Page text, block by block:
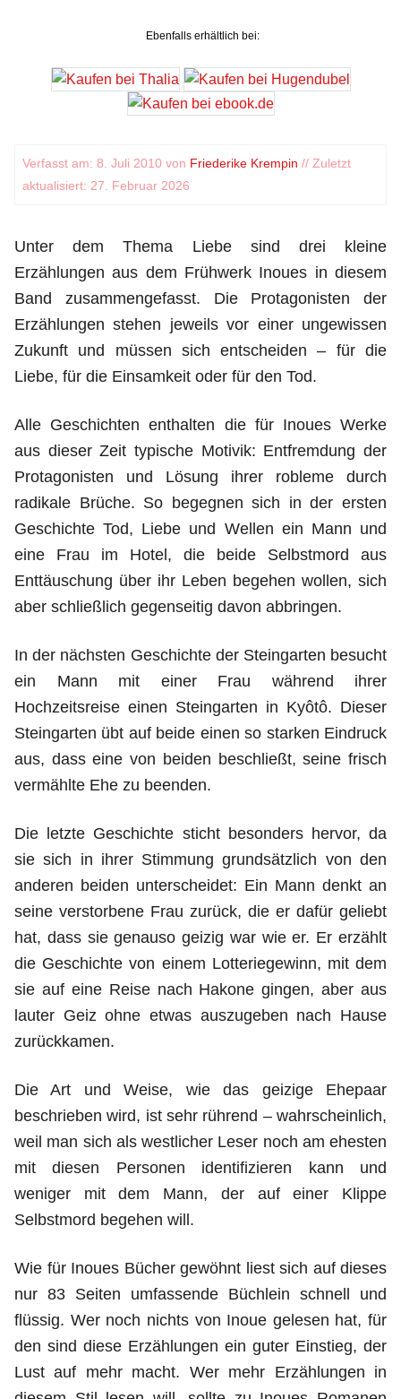
Ebenfalls erhältlich bei:
Verfasst am: 8. Juli 2010 von Friederike Krempin // Zuletzt
aktualisiert: 27. Februar 2026
Unter dem Thema Liebe sind drei kleine
Erzählungen aus dem Frühwerk Inoues in diesem
Band zusammengefasst. Die Protagonisten der
Erzählungen stehen jeweils vor einer ungewissen
Zukunft und müssen sich entscheiden – für die
Liebe, für die Einsamkeit oder für den Tod.
Alle Geschichten enthalten die für Inoues Werke
aus dieser Zeit typische Motivik: Entfremdung der
Protagonisten und Lösung ihrer robleme durch
radikale Brüche. So begegnen sich in der ersten
Geschichte Tod, Liebe und Wellen ein Mann und
eine Frau im Hotel, die beide Selbstmord aus
Enttäuschung über ihr Leben begehen wollen, sich
aber schließlich gegenseitig davon abbringen.
In der nächsten Geschichte der Steingarten besucht
ein Mann mit einer Frau während ihrer
Hochzeitsreise einen Steingarten in Kyôtô. Dieser
Steingarten übt auf beide einen so starken Eindruck
aus, dass eine von beiden beschließt, seine frisch
vermählte Ehe zu beenden.
Die letzte Geschichte sticht besonders hervor, da
sie sich in ihrer Stimmung grundsätzlich von den
anderen beiden unterscheidet: Ein Mann denkt an
seine verstorbene Frau zurück, die er dafür geliebt
hat, dass sie genauso geizig war wie er. Er erzählt
die Geschichte von einem Lotteriegewinn, mit dem
sie auf eine Reise nach Hakone gingen, aber aus
lauter Geiz ohne etwas auszugeben nach Hause
zurückkamen.
Die Art und Weise, wie das geizige Ehepaar
beschrieben wird, ist sehr rührend – wahrscheinlich,
weil man sich als westlicher Leser noch am ehesten
mit diesen Personen identifizieren kann und
weniger mit dem Mann, der auf einer Klippe
Selbstmord begehen will.
Wie für Inoues Bücher gewöhnt liest sich auf dieses
nur 83 Seiten umfassende Büchlein schnell und
flüssig. Wer noch nichts von Inoue gelesen hat, für
den sind diese Erzählungen ein guter Einstieg, der
Lust auf mehr macht. Wer mehr Erzählungen in